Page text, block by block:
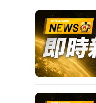
前往【07/27 產
前往【07/27 產